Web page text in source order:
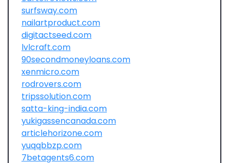
surfsway.com
nailartproduct.com
digitactseed.com
lvlcraft.com
90secondmoneyloans.com
xenmicro.com
rodrovers.com
tripssolution.com
satta-king-india.com
yukigassencanada.com
articlehorizone.com
yuqqbbzp.com
7betagents6.com